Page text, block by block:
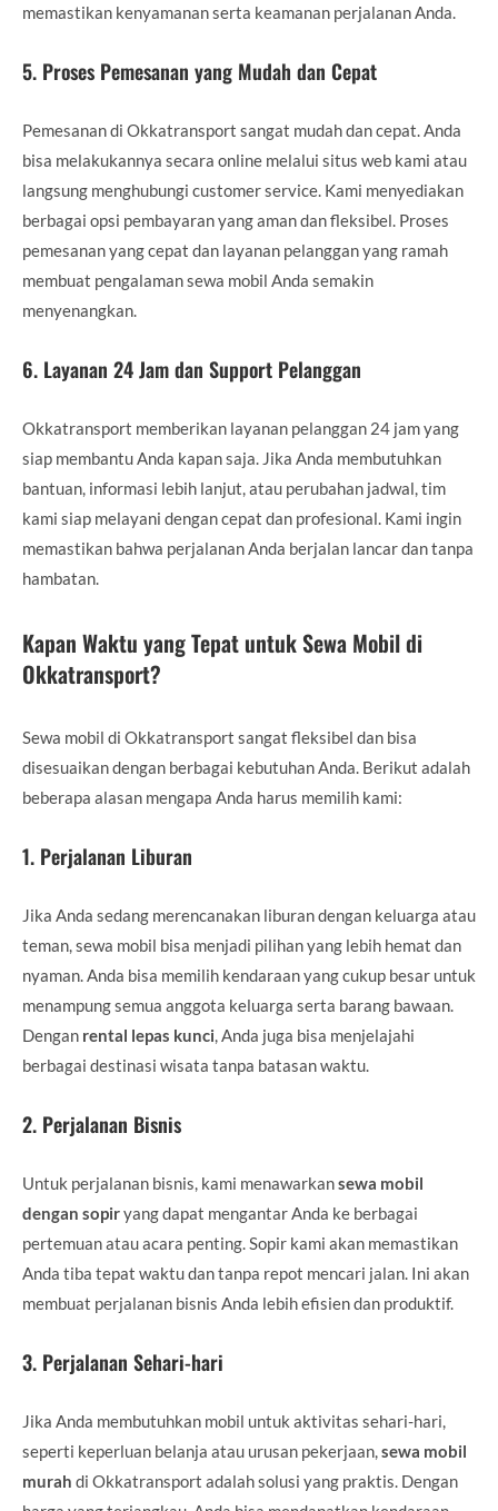
memastikan kenyamanan serta keamanan perjalanan Anda.
5. Proses Pemesanan yang Mudah dan Cepat
Pemesanan di Okkatransport sangat mudah dan cepat. Anda
bisa melakukannya secara online melalui situs web kami atau
langsung menghubungi customer service. Kami menyediakan
berbagai opsi pembayaran yang aman dan fleksibel. Proses
pemesanan yang cepat dan layanan pelanggan yang ramah
membuat pengalaman sewa mobil Anda semakin
menyenangkan.
6. Layanan 24 Jam dan Support Pelanggan
Okkatransport memberikan layanan pelanggan 24 jam yang
siap membantu Anda kapan saja. Jika Anda membutuhkan
bantuan, informasi lebih lanjut, atau perubahan jadwal, tim
kami siap melayani dengan cepat dan profesional. Kami ingin
memastikan bahwa perjalanan Anda berjalan lancar dan tanpa
hambatan.
Kapan Waktu yang Tepat untuk Sewa Mobil di
Okkatransport?
Sewa mobil di Okkatransport sangat fleksibel dan bisa
disesuaikan dengan berbagai kebutuhan Anda. Berikut adalah
beberapa alasan mengapa Anda harus memilih kami:
1. Perjalanan Liburan
Jika Anda sedang merencanakan liburan dengan keluarga atau
teman, sewa mobil bisa menjadi pilihan yang lebih hemat dan
nyaman. Anda bisa memilih kendaraan yang cukup besar untuk
menampung semua anggota keluarga serta barang bawaan.
Dengan rental lepas kunci , Anda juga bisa menjelajahi
berbagai destinasi wisata tanpa batasan waktu.
2. Perjalanan Bisnis
Untuk perjalanan bisnis, kami menawarkansewa mobil
dengan sopiryang dapat mengantar Anda ke berbagai
pertemuan atau acara penting. Sopir kami akan memastikan
Anda tiba tepat waktu dan tanpa repot mencari jalan. Ini akan
membuat perjalanan bisnis Anda lebih efisien dan produktif.
3. Perjalanan Sehari-hari
Jika Anda membutuhkan mobil untuk aktivitas sehari-hari,
seperti keperluan belanja atau urusan pekerjaan, sewa mobil
murah di Okkatransport adalah solusi yang praktis. Dengan